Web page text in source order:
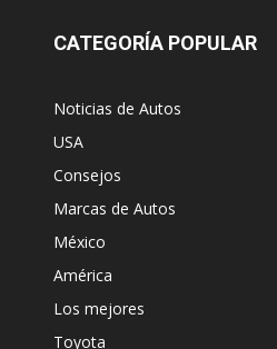
CATEGORÍA POPULAR
Noticias de Autos
USA
Consejos
Marcas de Autos
México
América
Los mejores
Toyota